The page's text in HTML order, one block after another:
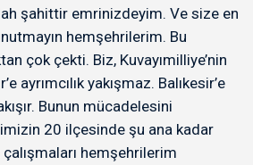
şahittir emrinizdeyim. Ve size en
hemşehrilerim. Bu
çok çekti. Biz, Kuvayımilliye’nin
ayrımcılık yakışmaz. Balıkesir’e
Bunun mücadelesini
20 ilçesinde şu ana kadar
hemşehrilerim